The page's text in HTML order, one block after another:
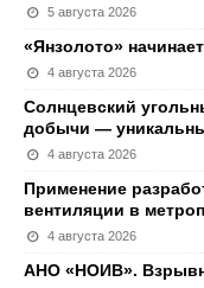
5 августа 2026
«Янзолото»
4 августа 2026
Солнцевский
добычи —
4 августа 2026
Применение
вентиляции в
4 августа 2026
АНО «НОИВ».